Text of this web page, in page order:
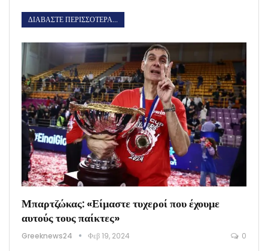
ΔΙΑΒΆΣΤΕ ΠΕΡΙΣΣΌΤΕΡΑ...
Μπαρτζώκας: «Είμαστε τυχεροί που έχουμε
αυτούς τους παίκτες»
Greeknews24 Φεβ 19, 2024 0